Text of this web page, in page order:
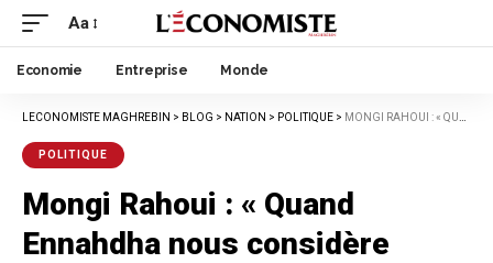
Aa
Economie Entreprise Monde
LECONOMISTE MAGHREBIN > BLOG > NATION > POLITIQUE > MONGI RAHOUI : « QUAND ENNAHDHA NOUS CONSIDÈRE COMME LA PARTIE ADVERSE, NOUS REMPORTONS UN TROPHÉE »
POLITIQUE
Mongi Rahoui : « Quand
Ennahdha nous considère